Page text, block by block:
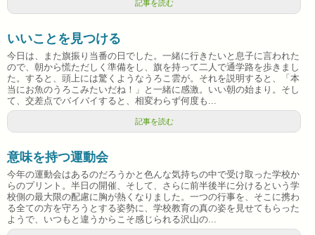
記事を読む
いいことを見つける
今日は、また旗振り当番の日でした。一緒に行きたいと息子に言われた
ので、朝から慌ただしく準備をし、旗を持って二人で通学路を歩きまし
た。すると、頭上には驚くようなうろこ雲が。それを説明すると、「本
当にお魚のうろこみたいだね！」と一緒に感激。いい朝の始まり。そし
て、交差点でバイバイすると、相変わらず何度も...
記事を読む
意味を持つ運動会
今年の運動会はあるのだろうかと色んな気持ちの中で受け取った学校か
らのプリント。半日の開催、そして、さらに前半後半に分けるという学
校側の最大限の配慮に胸が熱くなりました。一つの行事を、そこに携わ
る全ての方を守ろうとする姿勢に、学校教育の真の姿を見せてもらった
ようで、いつもと違うからこそ感じられる沢山の...